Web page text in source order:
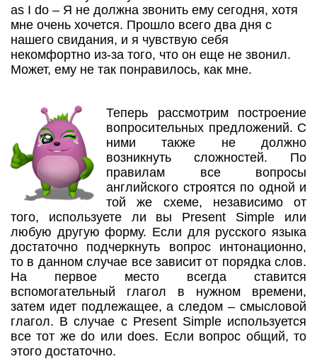
as I do – Я не должна звонить ему сегодня, хотя
мне очень хочется. Прошло всего два дня с
нашего свидания, и я чувствую себя
некомфортно из-за того, что он еще не звонил.
Может, ему не так понравилось, как мне.
Теперь рассмотрим построение
вопросительных предложений. С
ними также не должно
возникнуть сложностей. По
правилам все вопросы
английского строятся по одной и
той же схеме, независимо от
того, используете ли вы Present Simple или
любую другую форму. Если для русского языка
достаточно подчеркнуть вопрос интонационно,
то в данном случае все зависит от порядка слов.
На первое место всегда ставится
вспомогательный глагол в нужном времени,
затем идет подлежащее, а следом – смысловой
глагол. В случае с Present Simple используется
все тот же do или does. Если вопрос общий, то
этого достаточно.